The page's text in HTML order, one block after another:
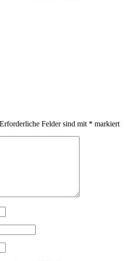
Erforderliche Felder sind mit * markiert